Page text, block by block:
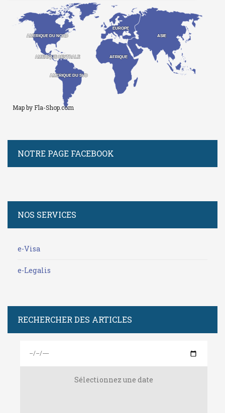
AFRIQUE
AFRIQUE
ASIE
ASIE
AMERIQUE CENTRALE
AMERIQUE CENTRALE
EUROPE
EUROPE
AMERIQUE DU NORD
AMERIQUE DU NORD
AMERIQUE DU SUD
AMERIQUE DU SUD
Map by Fla-Shop.com
NOTRE PAGE FACEBOOK
NOS SERVICES
e-Visa
e-Legalis
RECHERCHER DES ARTICLES
Sélectionnez une date